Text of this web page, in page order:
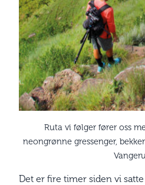
Ruta vi følger fører oss
neongrønne gressenger,
Det er fire timer siden vi